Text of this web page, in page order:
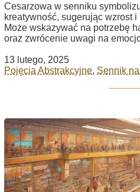
Cesarzowa w senniku
kreatywność, sugerując wzrost
Może wskazywać na potrzebę
oraz zwrócenie uwagi na
13 lutego, 2025
Pojęcia Abstrakcyjne, Sennik